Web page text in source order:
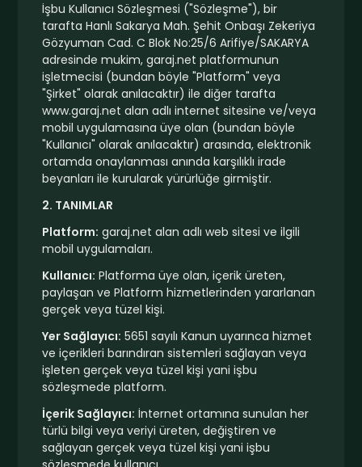
İşbu Kullanıcı Sözleşmesi ("Sözleşme"), bir
tarafta Hanlı Sakarya Mah. Şehit Onbaşı Zekeriya
Gözyuman Cad. C Blok No:25/6 Arifiye/SAKARYA
adresinde mukim, garaj.net platformunun
işletmecisi (bundan böyle "Platform" veya
"Şirket" olarak anılacaktır) ile diğer tarafta
www.garaj.net alan adlı internet sitesine ve/veya
mobil uygulamasına üye olan (bundan böyle
"Kullanıcı" olarak anılacaktır) arasında, elektronik
ortamda onaylanması anında karşılıklı irade
beyanları ile kurularak yürürlüğe girmiştir.
2. TANIMLAR
Platform: garaj.net alan adlı web sitesi ve ilgili
mobil uygulamaları.
Kullanıcı: Platforma üye olan, içerik üreten,
paylaşan ve Platform hizmetlerinden yararlanan
gerçek veya tüzel kişi.
Yer Sağlayıcı: 5651 sayılı Kanun uyarınca hizmet
ve içerikleri barındıran sistemleri sağlayan veya
işleten gerçek veya tüzel kişi yani işbu
sözleşmede platform.
İçerik Sağlayıcı: İnternet ortamına sunulan her
türlü bilgi veya veriyi üreten, değiştiren ve
sağlayan gerçek veya tüzel kişi yani işbu